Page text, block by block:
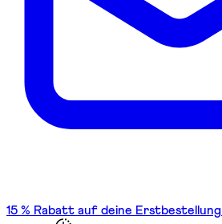
15 % Rabatt auf deine Erstbestellung